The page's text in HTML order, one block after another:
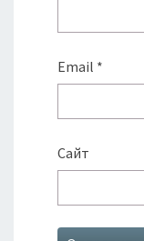
Email *
Сайт